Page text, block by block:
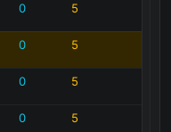
0 5
0 5
0 5
0 5